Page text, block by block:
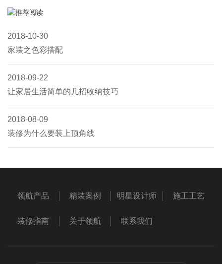
2018-10-30
家装之色彩搭配
2018-09-22
让家居生活简单的几招收纳技巧
2018-08-09
装修为什么要装上顶角线
领航产品 精装案例 明星设计师 施工工艺
装修指南 关于领航 联系我们